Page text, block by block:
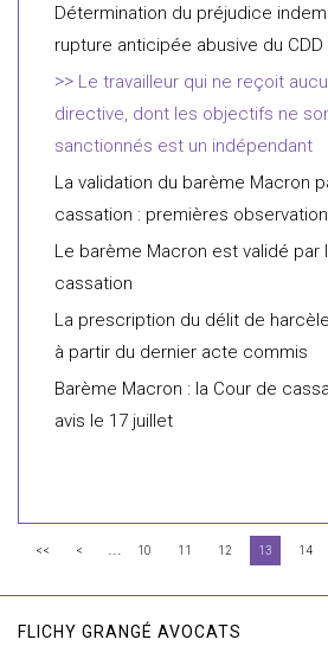
Détermination du préjudice
rupture anticipée abusive du CDD
Le travailleur qui ne reçoit
directive, dont les objectifs ne
sanctionnés est un indépendant
La validation du barème Macron
cassation : premières
Le barème Macron est validé par
cassation
La prescription du délit de
à partir du dernier acte commis
Barème Macron : la Cour de
avis le 17 juillet
<< < ... 10 11 12 13 14
FLICHY GRANGÉ AVOCATS